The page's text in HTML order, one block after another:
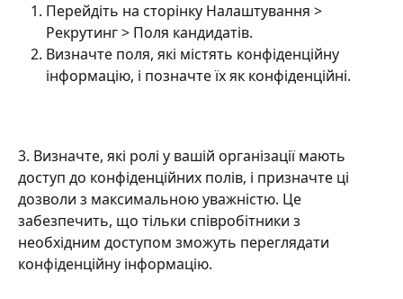
Перейдіть на сторінку Налаштування >
Рекрутинг > Поля кандидатів.
Визначте поля, які містять конфіденційну
інформацію, і позначте їх як конфіденційні.
3. Визначте, які ролі у вашій організації мають
доступ до конфіденційних полів, і призначте ці
дозволи з максимальною уважністю. Це
забезпечить, що тільки співробітники з
необхідним доступом зможуть переглядати
конфіденційну інформацію.